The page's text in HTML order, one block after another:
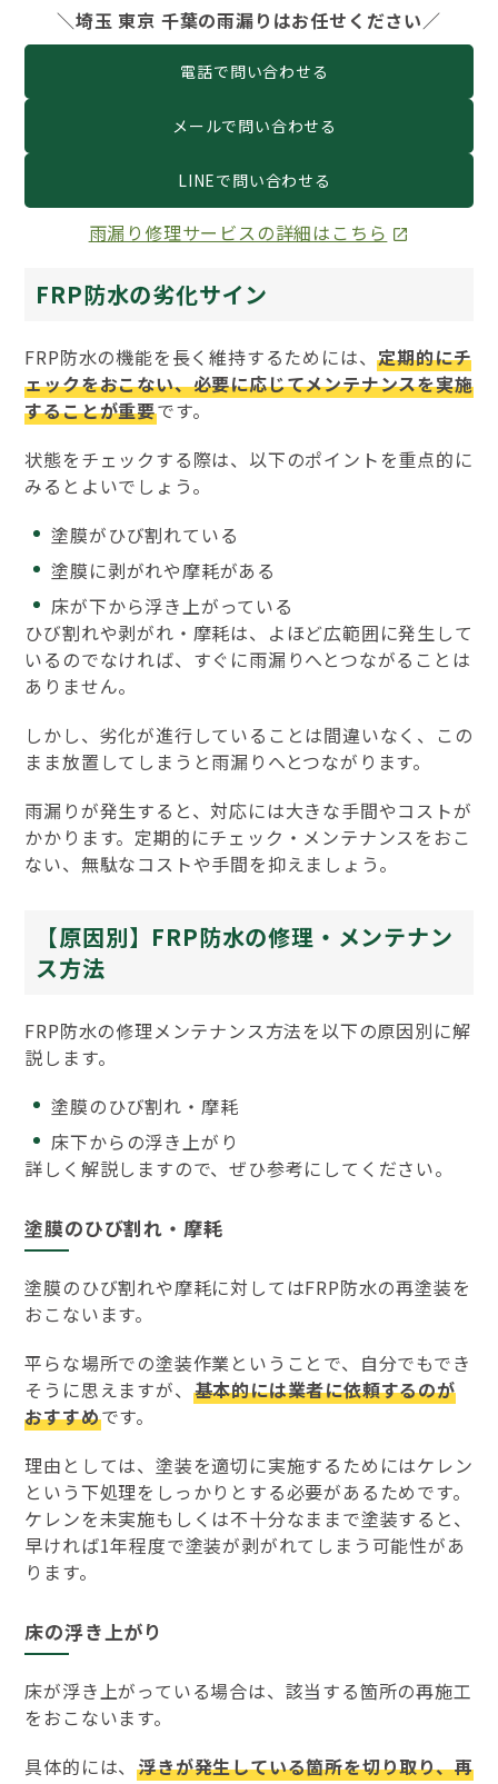
＼埼玉 東京 千葉の雨漏りはお任せください／
電話で問い合わせる
メールで問い合わせる
LINEで問い合わせる
雨漏り修理サービスの詳細はこちら
FRP防水の劣化サイン
FRP防水の機能を長く維持するためには、定期的にチ
ェックをおこない、必要に応じてメンテナンスを実施
することが重要です。
状態をチェックする際は、以下のポイントを重点的に
みるとよいでしょう。
塗膜がひび割れている
塗膜に剥がれや摩耗がある
床が下から浮き上がっている
ひび割れや剥がれ・摩耗は、よほど広範囲に発生して
いるのでなければ、すぐに雨漏りへとつながることは
ありません。
しかし、劣化が進行していることは間違いなく、この
まま放置してしまうと雨漏りへとつながります。
雨漏りが発生すると、対応には大きな手間やコストが
かかります。定期的にチェック・メンテナンスをおこ
ない、無駄なコストや手間を抑えましょう。
【原因別】FRP防水の修理・メンテナン
ス方法
FRP防水の修理メンテナンス方法を以下の原因別に解
説します。
塗膜のひび割れ・摩耗
床下からの浮き上がり
詳しく解説しますので、ぜひ参考にしてください。
塗膜のひび割れ・摩耗
塗膜のひび割れや摩耗に対してはFRP防水の再塗装を
おこないます。
平らな場所での塗装作業ということで、自分でもでき
そうに思えますが、 基本的には業者に依頼するのが
おすすめです。
理由としては、塗装を適切に実施するためにはケレン
という下処理をしっかりとする必要があるためです。
ケレンを未実施もしくは不十分なままで塗装すると、
早ければ1年程度で塗装が剥がれてしまう可能性があ
ります。
床の浮き上がり
床が浮き上がっている場合は、該当する箇所の再施工
をおこないます。
具体的には、浮きが発生している箇所を切り取り、再